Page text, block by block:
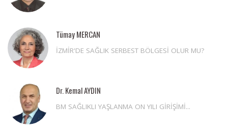
Tümay MERCAN
İZMİR'DE SAĞLIK SERBEST BÖLGESİ OLUR MU?
Dr. Kemal AYDIN
BM SAĞLIKLI YAŞLANMA ON YILI GİRİŞİMİ...